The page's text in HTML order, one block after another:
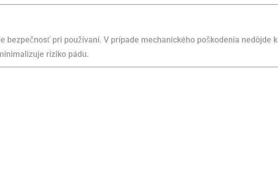
bezpečnosť pri používaní. V prípade mechanického poškodenia nedôjde k
riziko pádu.